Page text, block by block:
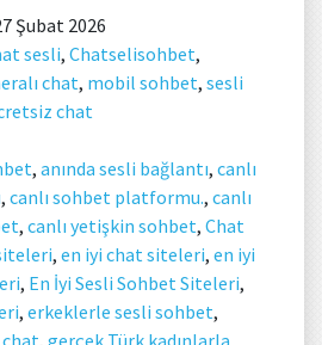
Şubat 2026
sesli, Chatselisohbet,
chat, mobil sohbet, sesli
chat
, anında sesli bağlantı, canlı
, canlı sohbet platformu., canlı
, canlı yetişkin sohbet, Chat
, en iyi chat siteleri, en iyi
, En İyi Sesli Sohbet Siteleri,
, erkeklerle sesli sohbet,
chat, gerçek Türk kadınlarla